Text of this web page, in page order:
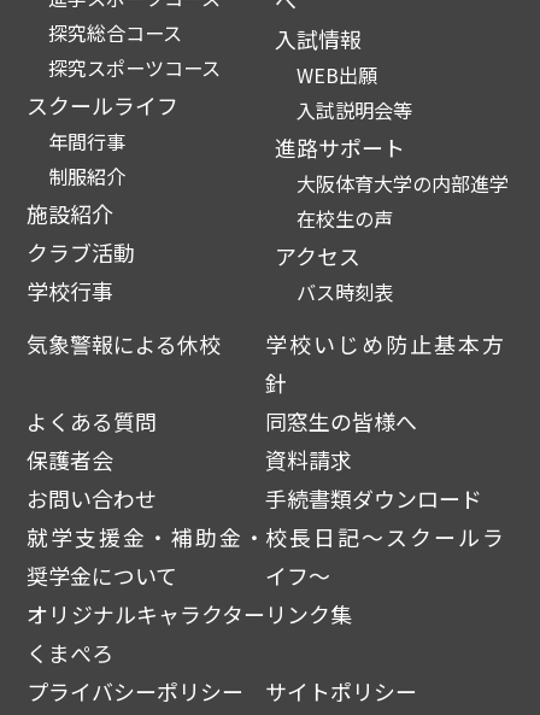
探究総合コース
探究スポーツコース
スクールライフ
年間行事
制服紹介
施設紹介
クラブ活動
学校行事
入試情報
WEB出願
入試説明会等
進路サポート
大阪体育大学の内部進学
在校生の声
アクセス
バス時刻表
気象警報による休校
学校いじめ防止基本方
針
よくある質問
同窓生の皆様へ
保護者会
資料請求
お問い合わせ
手続書類ダウンロード
就学支援金・補助金・
奨学金について
校長日記～スクールラ
イフ～
オリジナルキャラクター
くまぺろ
リンク集
プライバシーポリシー
サイトポリシー